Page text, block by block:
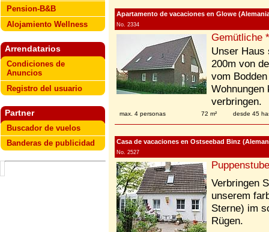
Pension-B&B
Alojamiento Wellness
Arrendatarios
Condiciones de
Anuncios
Registro del usuario
Partner
Buscador de vuelos
Banderas de publicidad
Apartamento de vacaciones en Glowe
No. 2334
Gemütliche
Unser Haus
200m von
vom
Wohnungen
verbringen.
max. 4 personas 72 m² desde 45
Casa de vacaciones en Ostseebad Binz
No. 2527
Verbringen
unserem
Sterne) im
Rügen.